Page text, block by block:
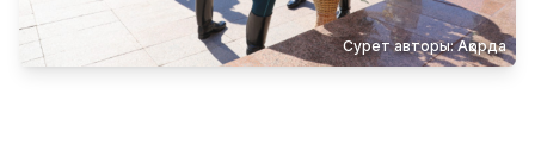
Сурет авторы: Ақорда